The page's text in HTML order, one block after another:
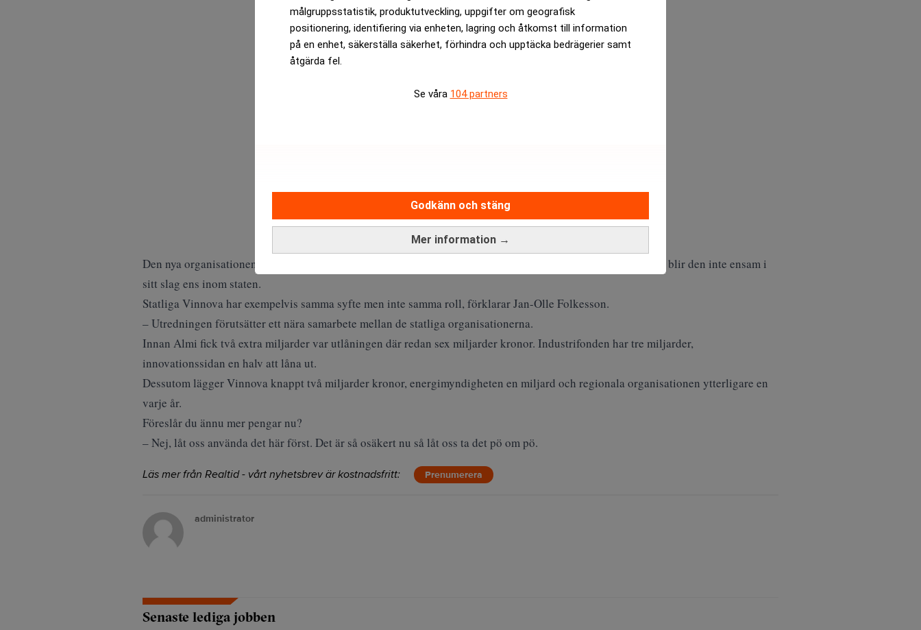
målgruppsstatistik, produktutveckling, uppgifter om geografisk
positionering, identifiering via enheten, lagring och åtkomst till information
på en enhet, säkerställa säkerhet, förhindra och upptäcka bedrägerier samt
åtgärda fel.
Se våra 104 partners
Mer information →
Godkänn och stäng
ANNONS
Den nya organisationen ska jobba både inom och utanför den akademiska världen. Trots sammanslagningen blir den inte ensam i
sitt slag ens inom staten.
Statliga Vinnova har exempelvis samma syfte men inte samma roll, förklarar Jan-Olle Folkesson.
– Utredningen förutsätter ett nära samarbete mellan de statliga organisationerna.
Innan Almi fick två extra miljarder var utlåningen där redan sex miljarder kronor. Industrifonden har tre miljarder,
innovationssidan en halv att låna ut.
Dessutom lägger Vinnova knappt två miljarder kronor, energimyndigheten en miljard och regionala organisationen ytterligare en
varje år.
Föreslår du ännu mer pengar nu?
– Nej, låt oss använda det här först. Det är så osäkert nu så låt oss ta det pö om pö.
Läs mer från Realtid - vårt nyhetsbrev är kostnadsfritt: Prenumerera
administrator
Senaste lediga jobben